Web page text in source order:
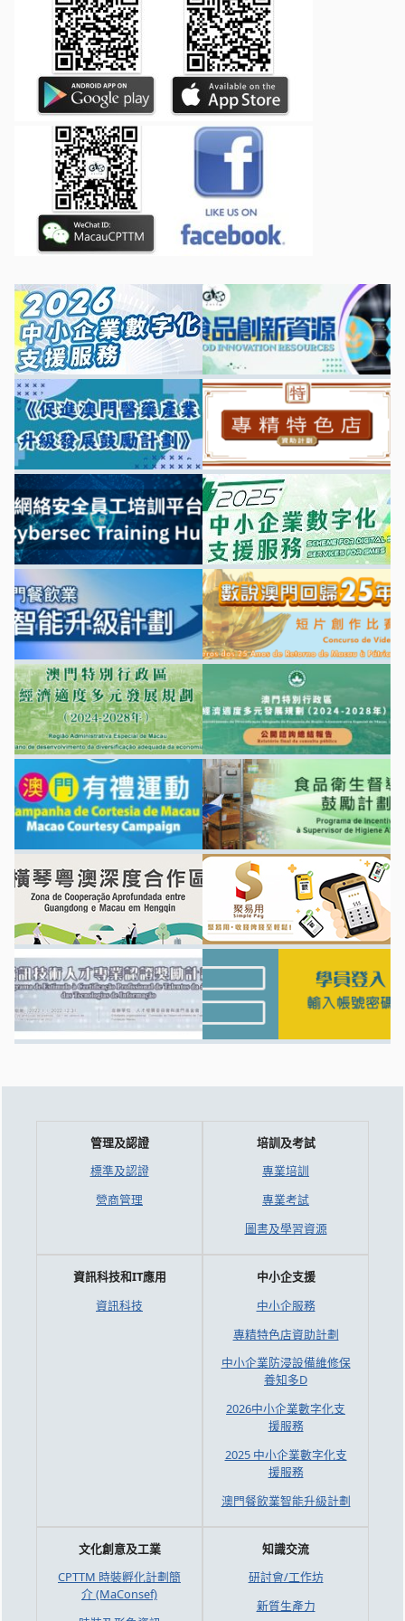
管理及認證
標準及認證
營商管理
培訓及考試
專業培訓
專業考試
圖書及學習資源
資訊科技和IT應用
資訊科技
中小企支援
中小企服務
專精特色店資助計劃
中小企業防浸設備維修保
養知多D
2026中小企業數字化支
援服務
2025 中小企業數字化支
援服務
澳門餐飲業智能升級計劃
文化創意及工業
CPTTM 時裝孵化計劃簡
介 (MaConsef)
知識交流
研討會/工作坊
新質生產力